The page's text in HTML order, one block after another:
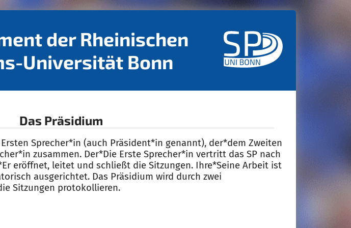
der Rheinischen
Universität Bonn
Das Präsidium
Sprecher*in (auch Präsident*in genannt), der*dem Zweiten
zusammen. Der*Die Erste Sprecher*in vertritt das SP nach
eröffnet, leitet und schließt die Sitzungen. Ihre*Seine Arbeit ist
ausgerichtet. Das Präsidium wird durch zwei
Sitzungen protokollieren.